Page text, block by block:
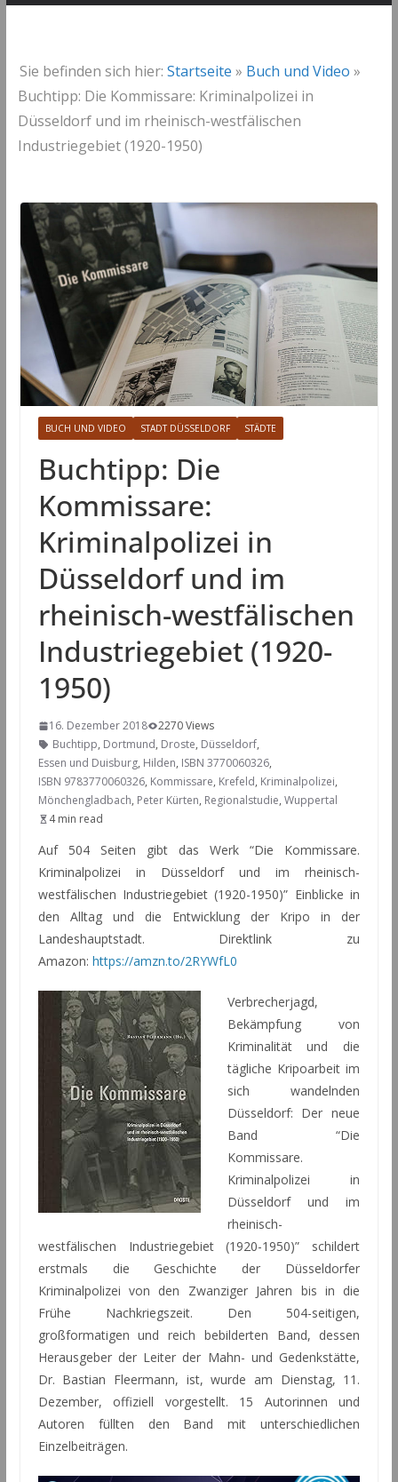
Sie befinden sich hier: Startseite » Buch und Video »
Buchtipp: Die Kommissare: Kriminalpolizei in
Düsseldorf und im rheinisch-westfälischen
Industriegebiet (1920-1950)
BUCH UND VIDEO STADT DÜSSELDORF STÄDTE
Buchtipp: Die
Kommissare:
Kriminalpolizei in
Düsseldorf und im
rheinisch-westfälischen
Industriegebiet (1920-
1950)
16. Dezember 2018
2270 Views
Buchtipp, Dortmund, Droste, Düsseldorf,
Essen und Duisburg, Hilden, ISBN 3770060326,
ISBN 9783770060326, Kommissare, Krefeld, Kriminalpolizei,
Mönchengladbach, Peter Kürten, Regionalstudie, Wuppertal
4 min read
Auf 504 Seiten gibt das Werk “Die Kommissare.
Kriminalpolizei in Düsseldorf und im rheinisch-
westfälischen Industriegebiet (1920-1950)” Einblicke in
den Alltag und die Entwicklung der Kripo in der
Landeshauptstadt. Direktlink zu
Amazon: https://amzn.to/2RYWfL0
Verbrecherjagd,
Bekämpfung von
Kriminalität und die
tägliche Kripoarbeit im
sich wandelnden
Düsseldorf: Der neue
Band “Die
Kommissare.
Kriminalpolizei in
Düsseldorf und im
rheinisch-
westfälischen Industriegebiet (1920-1950)” schildert
erstmals die Geschichte der Düsseldorfer
Kriminalpolizei von den Zwanziger Jahren bis in die
Frühe Nachkriegszeit. Den 504-seitigen,
großformatigen und reich bebilderten Band, dessen
Herausgeber der Leiter der Mahn- und Gedenkstätte,
Dr. Bastian Fleermann, ist, wurde am Dienstag, 11.
Dezember, offiziell vorgestellt. 15 Autorinnen und
Autoren füllten den Band mit unterschiedlichen
Einzelbeiträgen.